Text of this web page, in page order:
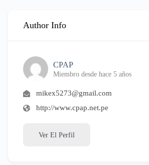
Author Info
CPAP
Miembro desde hace 5 años
mikex5273@gmail.com
http://www.cpap.net.pe
Ver El Perfil